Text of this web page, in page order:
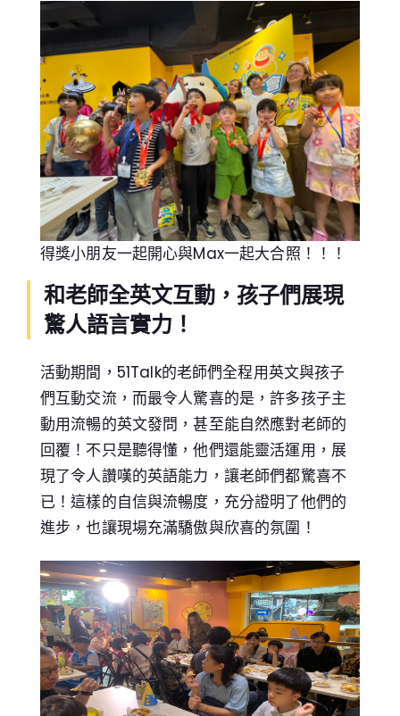
得獎小朋友一起開心與Max一起大合照！！！
和老師全英文互動，孩子們展現
驚人語言實力！
活動期間，51Talk的老師們全程用英文與孩子
們互動交流，而最令人驚喜的是，許多孩子主
動用流暢的英文發問，甚至能自然應對老師的
回覆！不只是聽得懂，他們還能靈活運用，展
現了令人讚嘆的英語能力，讓老師們都驚喜不
已！這樣的自信與流暢度，充分證明了他們的
進步，也讓現場充滿驕傲與欣喜的氛圍！